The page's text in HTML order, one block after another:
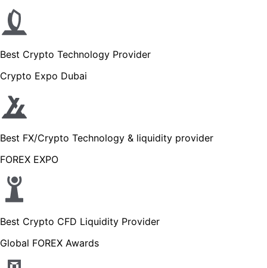
Best Crypto Technology Provider
Crypto Expo Dubai
Best FX/Crypto Technology & liquidity provider
FOREX EXPO
Best Crypto CFD Liquidity Provider
Global FOREX Awards